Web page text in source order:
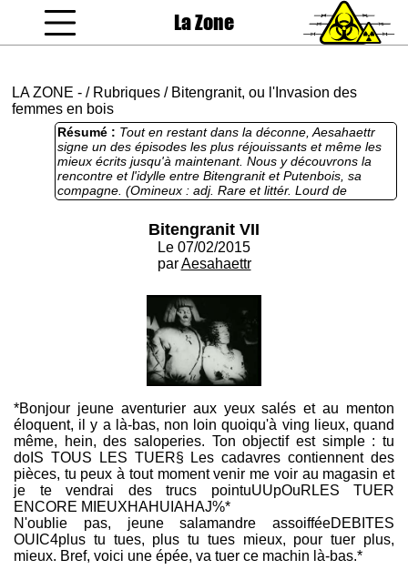
La Zone
LA ZONE - / Rubriques / Bitengranit, ou l'Invasion des
femmes en bois
Résumé : Tout en restant dans la déconne, Aesahaettr
signe un des épisodes les plus réjouissants et même les
mieux écrits jusqu'à maintenant. Nous y découvrons la
rencontre et l'idylle entre Bitengranit et Putenbois, sa
compagne. (Omineux : adj. Rare et littér. Lourd de
présages funestes; de mauvais augure.)
Bitengranit VII
Le 07/02/2015
parAesahaettr
*Bonjour jeune aventurier aux yeux salés et au menton
éloquent, il y a là-bas, non loin quoiqu'à ving lieux, quand
même, hein, des saloperies. Ton objectif est simple : tu
doIS TOUS LES TUER§ Les cadavres contiennent des
pièces, tu peux à tout moment venir me voir au magasin et
je te vendrai des trucs pointuUUpOuRLES TUER
ENCORE MIEUXHAHUIAHAJ%*
N'oublie pas, jeune salamandre assoifféeDEBITES
OUIC4plus tu tues, plus tu tues mieux, pour tuer plus,
mieux. Bref, voici une épée, va tuer ce machin là-bas.*